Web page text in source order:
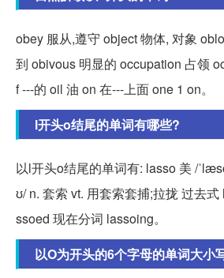
obey 服从,遵守 object 物体, 对象
到 obivous 明显的 occupation 占领
f ---的 oil 油 on 在---上面 one 1 on。
l开头o结尾的单词有哪些?
以l开头o结尾的单词有: lasso 美 /
ʊ/ n. 套索 vt. 用套索套捕;拉拢 过去
ssoed 现在分词 lassoing。
以O为开头的6个字母的单词大小